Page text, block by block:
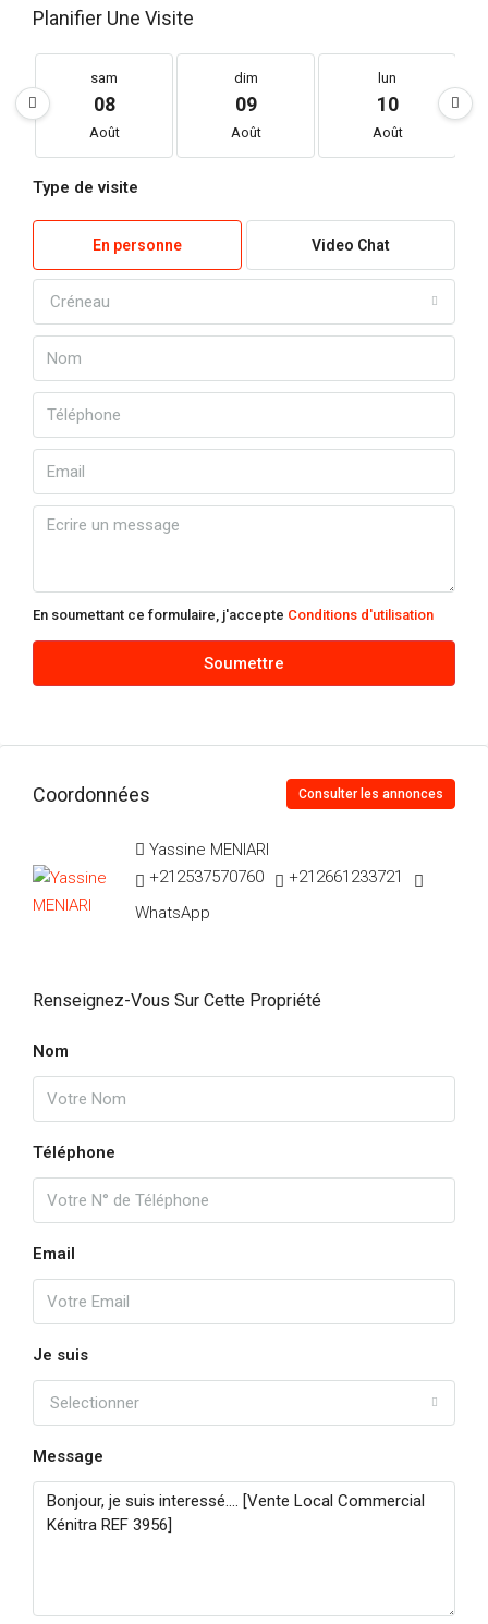
Planifier Une Visite
sam
08
Août
dim
09
Août
lun
10
Août
Type de visite
En personne Video Chat
Créneau
En soumettant ce formulaire, j'accepte Conditions d'utilisation
Soumettre
Coordonnées Consulter les annonces
Yassine MENIARI
+212537570760
+212661233721
WhatsApp
Renseignez-Vous Sur Cette Propriété
Nom
Téléphone
Email
Je suis
Selectionner
Message